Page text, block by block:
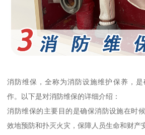
消防维保，全称为消防设施维护保养，
作。以下是对消防维保的详细介绍：
消防维保的主要目的是确保消防设施在时
效地预防和扑灭火灾，保障人员生命和财产